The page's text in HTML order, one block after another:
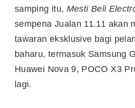
samping itu, Mesti Beli
sempena Jualan 11.11 akan
tawaran eksklusive bagi
baharu, termasuk Samsung
Huawei Nova 9, POCO X3
lagi.